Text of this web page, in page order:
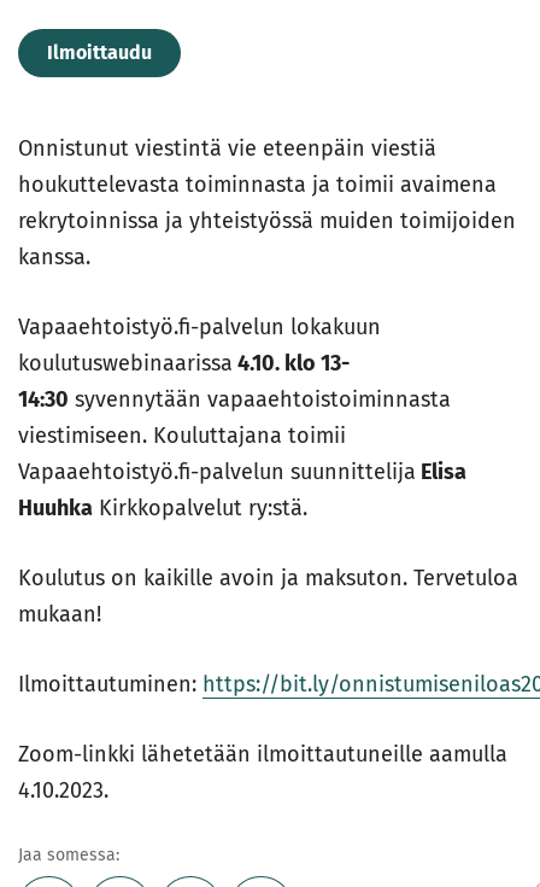
Ilmoittaudu
Onnistunut viestintä vie eteenpäin viestiä
houkuttelevasta toiminnasta ja toimii avaimena
rekrytoinnissa ja yhteistyössä muiden toimijoiden
kanssa.
Vapaaehtoistyö.fi-palvelun lokakuun
koulutuswebinaarissa 4.10. klo 13-
14:30 syvennytään vapaaehtoistoiminnasta
viestimiseen. Kouluttajana toimii
Vapaaehtoistyö.fi-palvelun suunnittelija Elisa
Huuhka Kirkkopalvelut ry:stä.
Koulutus on kaikille avoin ja maksuton. Tervetuloa
mukaan!
Ilmoittautuminen: https://bit.ly/
Zoom-linkki lähetetään ilmoittautuneille aamulla
4.10.2023.
Jaa somessa: